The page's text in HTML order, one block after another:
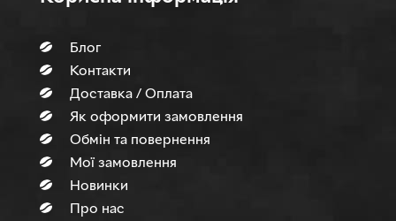
Блог
Контакти
Доставка / Оплата
Як оформити замовлення
Обмін та повернення
Мої замовлення
Новинки
Про нас